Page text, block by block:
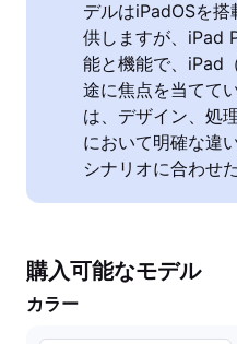
デルはiPadOSを
供しますが、iPad
能と機能で、iPad
途に焦点を当てて
は、デザイン、処
において明確な違
シナリオに合わせ
購入可能なモデル
カラー